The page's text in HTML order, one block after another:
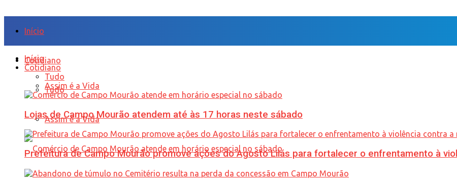
Início
Cotidiano
Tudo
Assim é a Vida
Início
Cotidiano
Tudo
Assim é a Vida
Lojas de Campo Mourão atendem até às 17 horas neste sábado
Prefeitura de Campo Mourão promove ações do Agosto Lilás para fortalecer o enfrentamento à